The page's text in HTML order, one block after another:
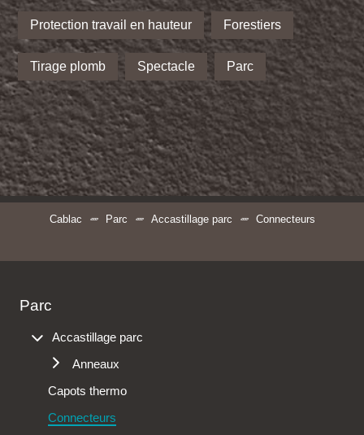
Protection travail en hauteur Forestiers
Tirage plomb Spectacle Parc
Cablac Parc Accastillage parc Connecteurs
Parc
Accastillage parc
Anneaux
Anneaux de fixation
Anneaux de levage
Capots thermo
Connecteurs